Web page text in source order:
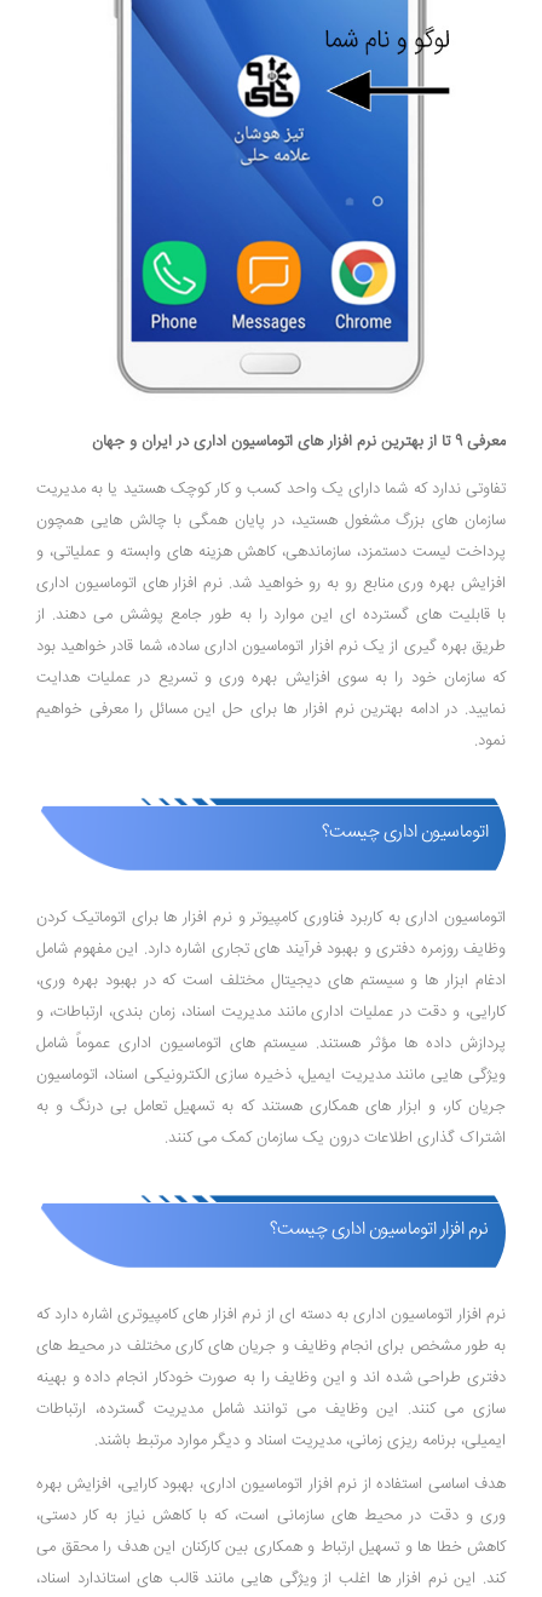
معرفی 9 تا از بهترین نرم افزار های اتوماسیون اداری در ایران و جهان
تفاوتی ندارد که شما دارای یک واحد کسب و کار کوچک هستید یا به مدیریت
سازمان ‌های بزرگ مشغول هستید، در پایان همگی با چالش ‌هایی همچون
پرداخت لیست دستمزد، سازماندهی، کاهش هزینه ‌های وابسته و عملیاتی، و
افزایش بهره ‌وری منابع رو به رو خواهید شد. نرم ‌افزار های اتوماسیون اداری
با قابلیت‌ های گسترده ‌ای این موارد را به طور جامع پوشش می ‌دهند. از
طریق بهره‌ گیری از یک نرم ‌افزار اتوماسیون اداری ساده، شما قادر خواهید بود
که سازمان خود را به سوی افزایش بهره ‌وری و تسریع در عملیات هدایت
نمایید. در ادامه بهترین نرم ‌افزار ها برای حل این مسائل را معرفی خواهیم
نمود.
اتوماسیون اداری چیست؟
اتوماسیون اداری به کاربرد فناوری کامپیوتر و نرم‌ افزار ها برای اتوماتیک کردن
وظایف روزمره دفتری و بهبود فرآیند های تجاری اشاره دارد. این مفهوم شامل
ادغام ابزار ها و سیستم ‌های دیجیتال مختلف است که در بهبود بهره ‌وری،
کارایی، و دقت در عملیات اداری مانند مدیریت اسناد، زمان ‌بندی، ارتباطات، و
پردازش داده ‌ها مؤثر هستند. سیستم ‌های اتوماسیون اداری عموماً شامل
ویژگی‌ هایی مانند مدیریت ایمیل، ذخیره ‌سازی الکترونیکی اسناد، اتوماسیون
جریان کار، و ابزار های همکاری هستند که به تسهیل تعامل بی ‌درنگ و به
اشتراک‌ گذاری اطلاعات درون یک سازمان کمک می‌ کنند.
نرم افزار اتوماسیون اداری چیست؟
نرم ‌افزار اتوماسیون اداری به دسته ای از نرم ‌افزار های کامپیوتری اشاره دارد که
به طور مشخص برای انجام وظایف و جریان ‌های کاری مختلف در محیط ‌های
دفتری طراحی شده اند و این وظایف را به صورت خودکار انجام داده و بهینه
‌سازی می ‌کنند. این وظایف می ‌توانند شامل مدیریت گسترده، ارتباطات
ایمیلی، برنامه‌ ریزی زمانی، مدیریت اسناد و دیگر موارد مرتبط باشند.
هدف اساسی استفاده از نرم‌ افزار اتوماسیون اداری، بهبود کارایی، افزایش بهره‌
وری و دقت در محیط ‌های سازمانی است، که با کاهش نیاز به کار دستی،
کاهش خطا ها و تسهیل ارتباط و همکاری بین کارکنان این هدف را محقق می‌
کند. این نرم‌ افزار ها اغلب از ویژگی‌ هایی مانند قالب‌ های استاندارد اسناد،